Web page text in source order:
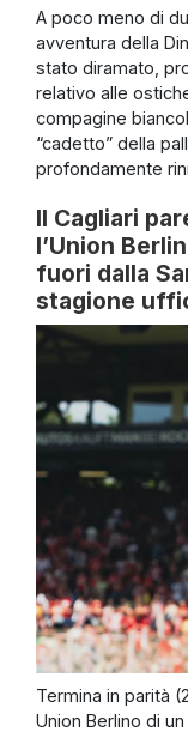
A poco meno di
avventura della
stato diramato,
relativo alle
compagine
“cadetto” della
profondamente
Il Cagliari
l’Union
fuori dalla
stagione
Termina in parità
Union Berlino di